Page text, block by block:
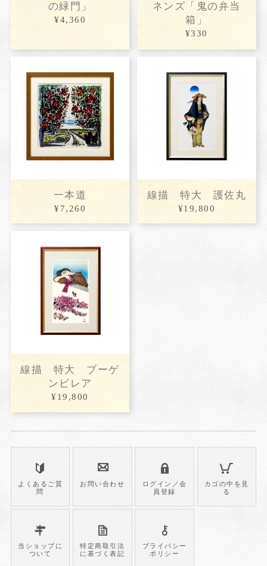
の緑門」
¥4,360
ネンズ「鬼の弁当
箱」
¥330
一本道
¥7,260
線描 特大 護佐丸
¥19,800
線描 特大 ブーゲ
ンビレア
¥19,800
よくあるご質
問
お問い合わせ
ログイン／会
員登録
カゴの中を見
る
当ショップに
ついて
特定商取引法
に基づく表記
プライバシー
ポリシー